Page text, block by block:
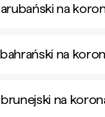
na
na
na